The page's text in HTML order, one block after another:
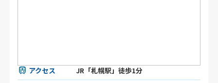
アクセス JR「札幌駅」徒歩1分